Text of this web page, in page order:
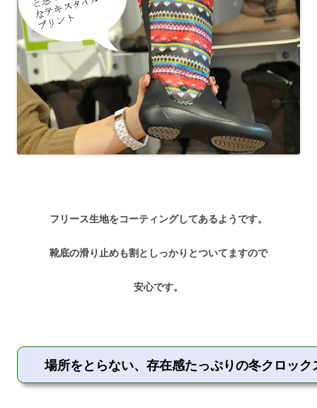
フリース生地をコーティングしてあるようです。
靴底の滑り止めも割としっかりとついてますので
安心です。
場所をとらない、存在感たっぷりの冬クロック